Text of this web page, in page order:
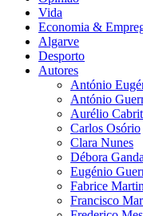
Vida
Economia &
Algarve
Desporto
Autores
António
António
Aurélio
Carlos Osório
Clara Nunes
Débora Ganda
Eugénio
Fabrice
Francisco